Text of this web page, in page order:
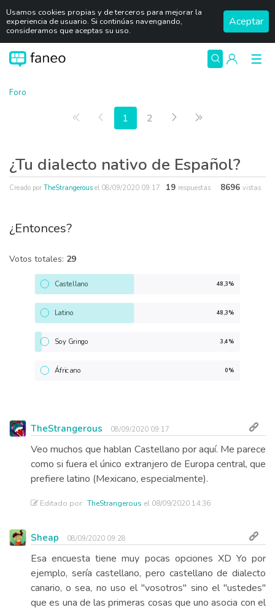
Usamos cookies propias y de terceros para mejorar la
experiencia de usuario. Si continúas navengando,
consideramos que aceptas su uso.
Aceptar
Foro
Primera página
Anterior
1 2 Siguiente
¿Tu dialecto nativo de Español?
Creado por TheStrangerous el 08/09/2020 09:17 19 respuestas 8696 vistas
¿Entonces?
Votos totales: 29
Castellano 48,3%
Latino 48,3%
Soy Gringo 3,4%
Áfricano 0%
TheStrangerous 08/09/2020 09:17
Veo muchos que hablan Castellano por aquí. Me parece
como si fuera el único extranjero de Europa central, que
prefiere latino (Mexicano, especialmente).
Editado por: TheStrangerous el 08/09/2020 14:36
Sheap 08/09/2020 09:28
Esa encuesta tiene muy pocas opciones XD Yo por
ejemplo, sería castellano, pero castellano de dialecto
canario, o sea, no uso el "vosotros" sino el "ustedes"
que es una de las primeras cosas que uno asocia con el